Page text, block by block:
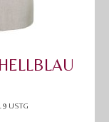
USTG